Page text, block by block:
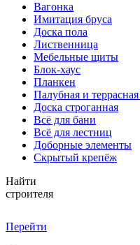
Вагонка
Имитация бруса
Доска пола
Лиственница
Мебельные щиты
Блок-хаус
Планкен
Палубная и террасная
Доска строганная
Всё для бани
Всё для лестниц
Доборные элементы
Скрытый крепёж
Найти
строителя
Перейти